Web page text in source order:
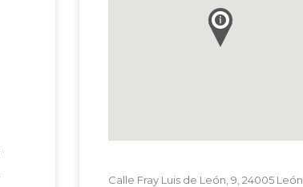
Calle Fray Luis de León, 9, 24005 León